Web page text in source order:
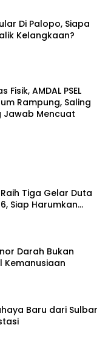
Di Palopo, Siapa
Kelangkaan?
AMDAL PSEL
Rampung, Saling
Jawab Mencuat
Tiga Gelar Duta
Siap Harumkan
Nasional
Darah Bukan
Kemanusiaan
Baru dari Sulbar